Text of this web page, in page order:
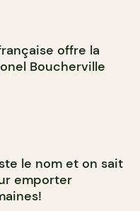
offre la
Boucherville
le nom et on sait
emporter